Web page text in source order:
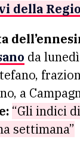
della
da
a
“Gli indici
settimana”